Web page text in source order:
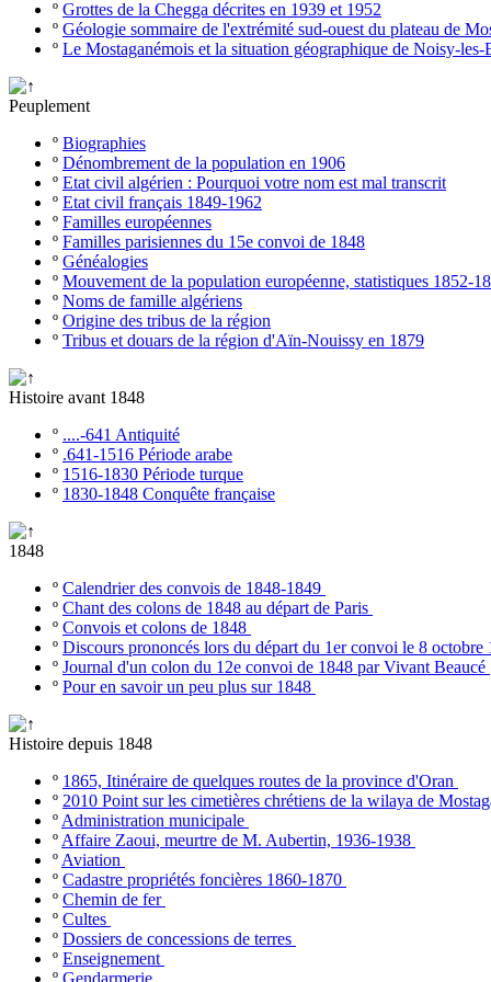
º Grottes de la Chegga décrites en 1939 et 1952
º Géologie sommaire de l'extrémité sud-ouest du plateau de
º Le Mostaganémois et la situation géographique de Noisy-les-
Peuplement
º Biographies
º Dénombrement de la population en 1906
º Etat civil algérien : Pourquoi votre nom est mal transcrit
º Etat civil français 1849-1962
º Familles européennes
º Familles parisiennes du 15e convoi de 1848
º Généalogies
º Mouvement de la population européenne, statistiques 1852-
º Noms de famille algériens
º Origine des tribus de la région
º Tribus et douars de la région d'Aïn-Nouissy en 1879
Histoire avant 1848
º ....-641 Antiquité
º .641-1516 Période arabe
º 1516-1830 Période turque
º 1830-1848 Conquête française
1848
º Calendrier des convois de 1848-1849
º Chant des colons de 1848 au départ de Paris
º Convois et colons de 1848
º Discours prononcés lors du départ du 1er convoi le 8 octobre
º Journal d'un colon du 12e convoi de 1848 par Vivant Beaucé
º Pour en savoir un peu plus sur 1848
Histoire depuis 1848
º 1865, Itinéraire de quelques routes de la province d'Oran
º 2010 Point sur les cimetières chrétiens de la wilaya de
º Administration municipale
º Affaire Zaoui, meurtre de M. Aubertin, 1936-1938
º Aviation
º Cadastre propriétés foncières 1860-1870
º Chemin de fer
º Cultes
º Dossiers de concessions de terres
º Enseignement
º Gendarmerie